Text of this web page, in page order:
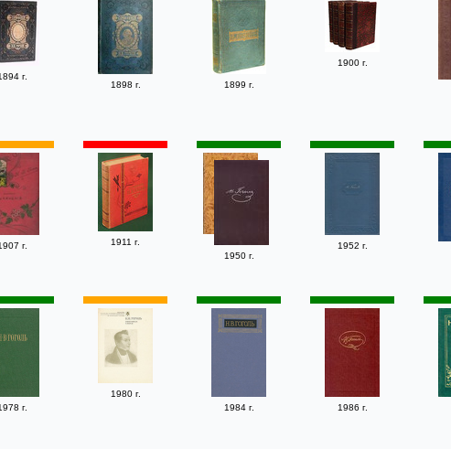
г.
1898 г.
1899 г.
1900 г.
г.
1911 г.
1950 г.
1952 г.
г.
1980 г.
1984 г.
1986 г.